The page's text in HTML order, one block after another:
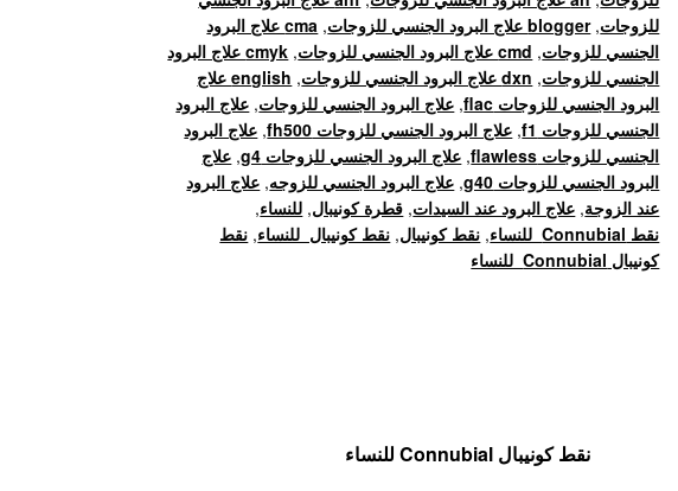
للزوجات,blogger علاج البرود الجنسي للزوجات ,
cma علاج البرود
الجنسي للزوجات, cmd علاج البرود الجنسي للزوجات ,
cmyk علاج البرود
الجنسي للزوجات, dxn علاج البرود الجنسي للزوجات ,
english علاج
البرود الجنسي للزوجات flac
, علاج البرود الجنسي للزوجات, علاج البرود
الجنسي للزوجات f1
, علاج البرود الجنسي للزوجات fh500 , علاج البرود
الجنسي للزوجات flawless
, علاج البرود الجنسي للزوجات g4 , علاج
البرود الجنسي للزوجات g40
, علاج البرود الجنسي للزوجه, علاج البرود
عند الزوجة, علاج البرود عند السيدات, قطرة كونيبال, للنساء,
نقط Connubial للنساء
, نقط كونيبال, نقط كونيبال للنساء, نقط
كونيبال Connubial للنساء
نقط كونيبال Connubial للنساء